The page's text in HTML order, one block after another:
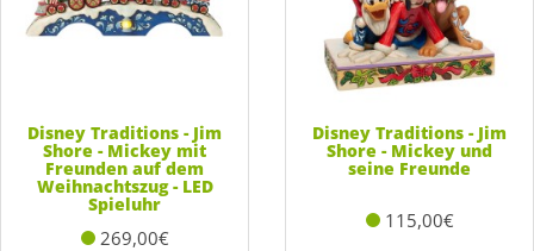
Disney Traditions - Jim
Shore - Mickey mit
Freunden auf dem
Weihnachtszug - LED
Spieluhr
269,00€
Disney Traditions - Jim
Shore - Mickey und
seine Freunde
115,00€